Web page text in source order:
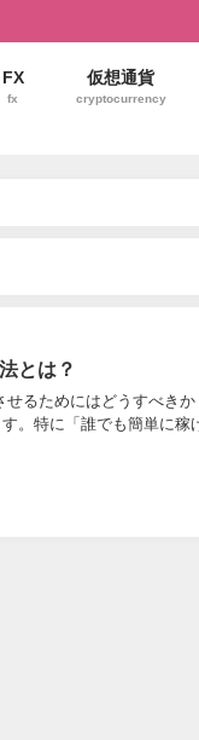
FX
fx
仮想通貨
cryptocurrency
とは？
るためにはどうすべき
。特に「誰でも簡単に稼